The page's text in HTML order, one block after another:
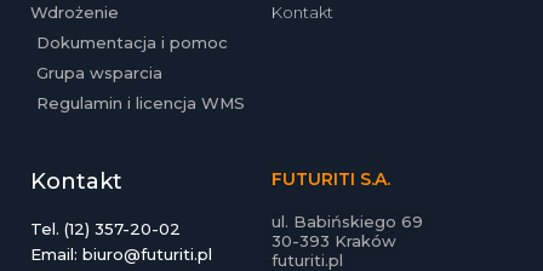
Wdrożenie
Dokumentacja i pomoc
Grupa wsparcia
Regulamin i licencja WMS
Kontakt
Kontakt
Tel. (12) 357-20-02
Email: biuro@futuriti.pl
FUTURITI S.A.
ul. Babińskiego 69
30-393 Kraków
futuriti.pl